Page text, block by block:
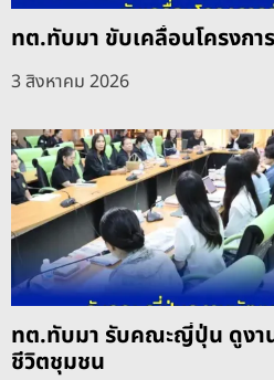
ทต.ทับมา ขับเคลื่อนโครงกา
3 สิงหาคม 2026
ทต.ทับมา รับคณะญี่ปุ่น ดูง
ชีวิตชุมชน